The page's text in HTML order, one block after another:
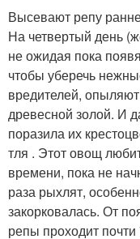
Высевают репу
На четвертый день
не ожидая пока
чтобы уберечь
вредителей,
древесной золой. И
поразила их
тля . Этот овощ
времени, пока не
раза рыхлят,
закорковалась. От
репы проходит